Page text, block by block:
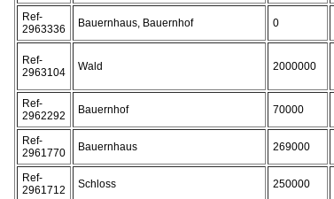
Ref-
2963336
Bauernhaus, Bauernhof 0
Ref-
2963104
Wald 2000000
Ref-
2962292
Bauernhof 70000
Ref-
2961770
Bauernhaus 269000
Ref-
2961712
Schloss 250000